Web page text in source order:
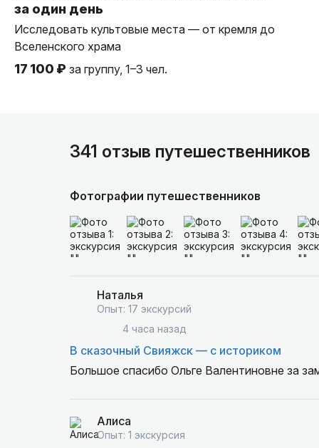
за один день
Исследовать культовые места — от кремля до
Вселенского храма
17 100 ₽ за группу, 1–3 чел.
341 отзыв путешественников
Фотографии путешественников
Наталья
Опыт: 17 экскурсий
4 часа назад
В сказочный Свияжск — с историком
Большое спасибо Ольге Валентиновне за
проезжали. В Свияжске экскурсия и ее маршрут были построена идеально. Нам все очень
понравилось.
Алиса
Опыт: 1 экскурсия